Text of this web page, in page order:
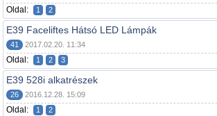
Oldal: 1 2
E39 Faceliftes Hátsó LED Lámpák
41 2017.02.20. 11:34
Oldal: 1 2 3
E39 528i alkatrészek
26 2016.12.28. 15:09
Oldal: 1 2